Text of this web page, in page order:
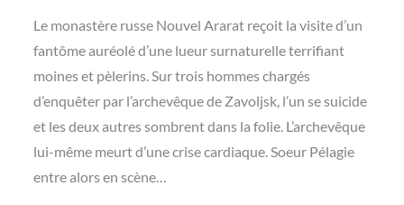
Le monastère russe Nouvel Ararat reçoit la visite d’un
fantôme auréolé d’une lueur surnaturelle terrifiant
moines et pèlerins. Sur trois hommes chargés
d’enquêter par l’archevêque de Zavoljsk, l’un se suicide
et les deux autres sombrent dans la folie. L’archevêque
lui-même meurt d’une crise cardiaque. Soeur Pélagie
entre alors en scène…